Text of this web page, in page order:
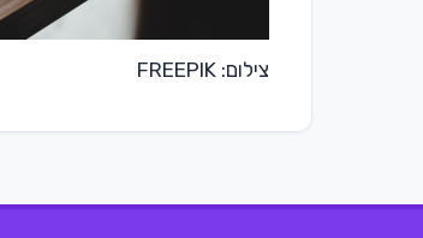
צילום: FREEPIK